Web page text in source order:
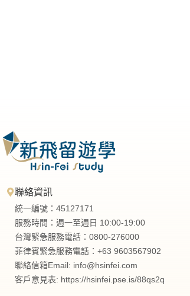
聯絡資訊
統一編號：45127171
服務時間：週一至週日 10:00-19:00
台灣緊急服務電話：0800-276000
菲律賓緊急服務電話：+63 9603567902
聯絡信箱Email: info@hsinfei.com
客戶意見表: https://hsinfei.pse.is/88qs2q